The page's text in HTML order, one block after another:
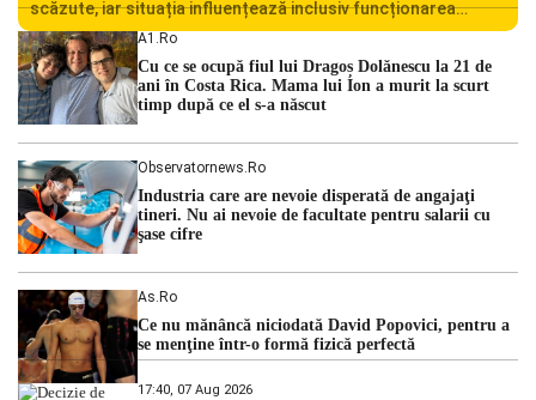
scăzute, iar situația influențează inclusiv funcționarea
Centralei Nucleare de la Cernavodă. România se confruntă
cu una dintre cele mai dificile perioade din punct de vedere
hidrologic din ultimii ani. Lipsa […]
A1.ro
Cu ce se ocupă fiul lui Dragoș Dolănescu la 21 de
ani în Costa Rica. Mama lui Ion a murit la scurt
timp după ce el s-a născut
Observatornews.ro
Industria care are nevoie disperată de angajaţi
tineri. Nu ai nevoie de facultate pentru salarii cu
şase cifre
As.ro
Ce nu mănâncă niciodată David Popovici, pentru a
se menţine într-o formă fizică perfectă
17:40, 07 Aug 2026